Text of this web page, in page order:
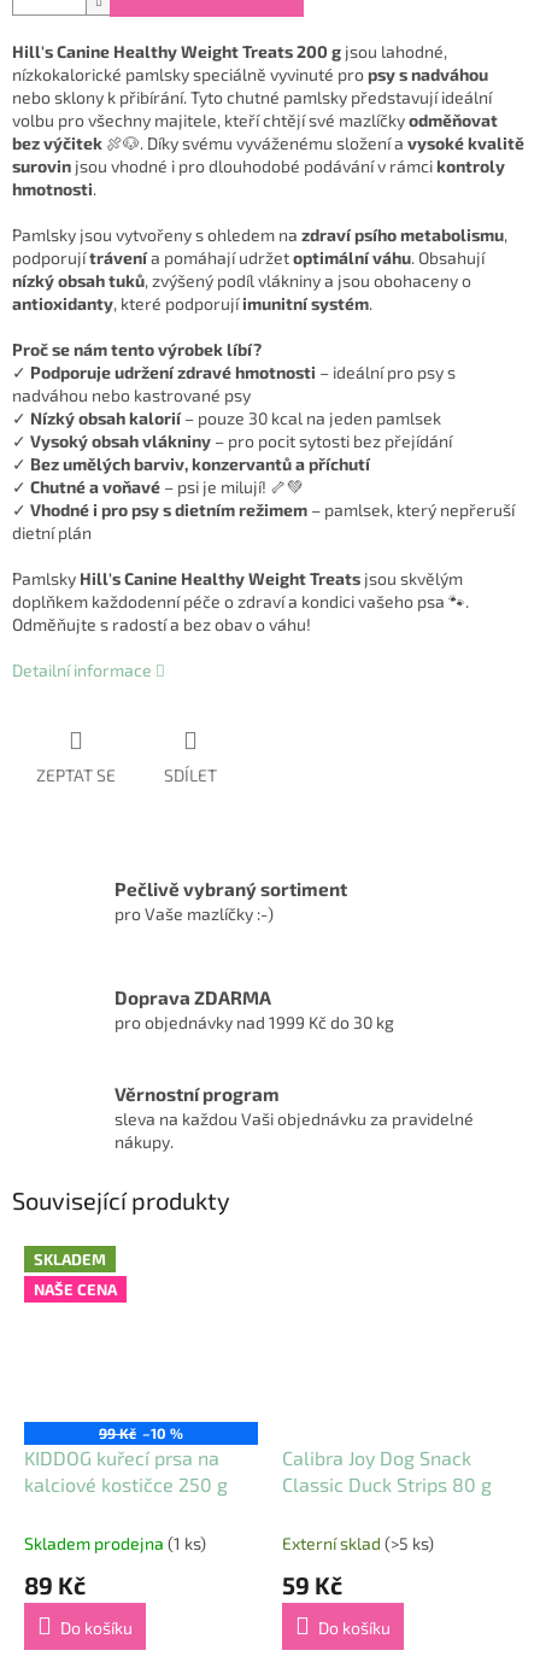
Hill's Canine Healthy Weight Treats 200 g jsou lahodné,
nízkokalorické pamlsky speciálně vyvinuté propsy s nadváhou
nebo sklony k přibírání. Tyto chutné pamlsky představují ideální
volbu pro všechny majitele, kteří chtějí své mazlíčkyodměňovat
bez výčitek 🍖🐶. Díky svému vyváženému složení a vysoké kvalitě
surovin jsou vhodné i pro dlouhodobé podávání v rámcikontroly
hmotnosti.
Pamlsky jsou vytvořeny s ohledem na zdraví psího metabolismu,
podporujítrávenía pomáhají udržetoptimální váhu. Obsahují
nízký obsah tuků, zvýšený podíl vlákniny a jsou obohaceny o
antioxidanty, které podporujíimunitní systém.
Proč se nám tento výrobek líbí?
✓ Podporuje udržení zdravé hmotnosti – ideální pro psy s
nadváhou nebo kastrované psy
✓ Nízký obsah kalorií– pouze 30 kcal na jeden pamlsek
✓ Vysoký obsah vlákniny – pro pocit sytosti bez přejídání
✓ Bez umělých barviv, konzervantů a příchutí
✓ Chutné a voňavé – psi je milují! 🦴💚
✓ Vhodné i pro psy s dietním režimem – pamlsek, který nepřeruší
dietní plán
Pamlsky Hill's Canine Healthy Weight Treats jsou skvělým
doplňkem každodenní péče o zdraví a kondici vašeho psa 🐾.
Odměňujte s radostí a bez obav o váhu!
Detailní informace
ZEPTAT SE SDÍLET
Pečlivě vybraný sortiment
pro Vaše mazlíčky :-)
Doprava ZDARMA
pro objednávky nad 1999 Kč do 30 kg
Věrnostní program
sleva na každou Vaši objednávku za pravidelné
nákupy.
Související produkty
SKLADEM
NAŠE CENA
99 Kč –10 %
KIDDOG kuřecí prsa na
kalciové kostičce 250 g
Skladem prodejna (1 ks)
89 Kč
Do košíku
Calibra Joy Dog Snack
Classic Duck Strips 80 g
Externí sklad (>5 ks)
59 Kč
Do košíku